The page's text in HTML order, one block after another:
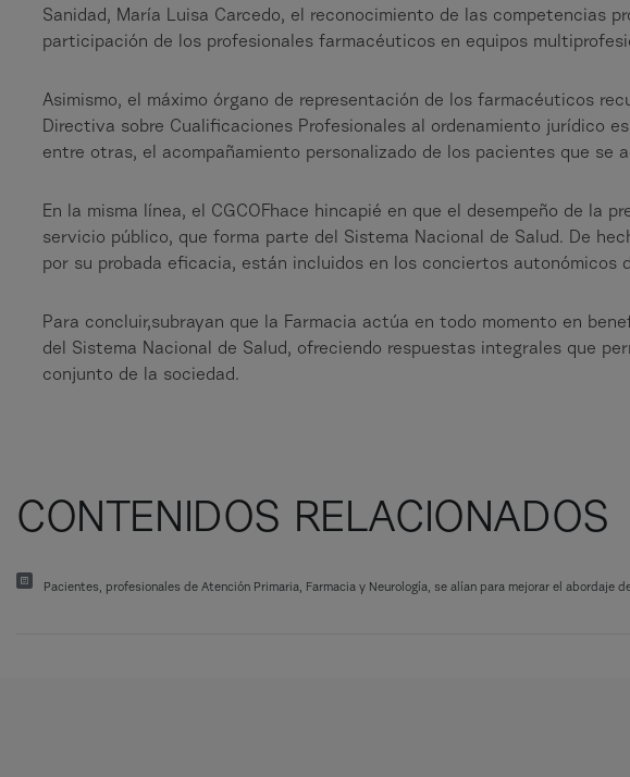
Sanidad, María Luisa Carcedo, el reconocimiento de las competencias
participación de los profesionales farmacéuticos en equipos
Asimismo, el máximo órgano de representación de los farmacéuticos
Directiva sobre Cualificaciones Profesionales al ordenamiento jurídico
entre otras, el acompañamiento personalizado de los pacientes que se
En la misma línea, el CGCOFhace hincapié en que el desempeño de la
servicio público, que forma parte del Sistema Nacional de Salud. De
por su probada eficacia, están incluidos en los conciertos autonómicos
Para concluir,subrayan que la Farmacia actúa en todo momento en
del Sistema Nacional de Salud, ofreciendo respuestas integrales que
conjunto de la sociedad.
CONTENIDOS RELACIONADOS
Pacientes, profesionales de Atención Primaria, Farmacia y Neurología, se alían para mejorar el abordaje